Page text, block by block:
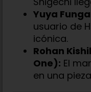
Yuya
usuario de
icónica.
Rohan
One): El
en una